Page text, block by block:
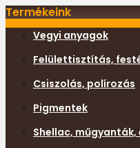
Termékeink
Vegyi anyagok
Felülettisztítás,
Csiszolás, polírozás
Pigmentek
Shellac,